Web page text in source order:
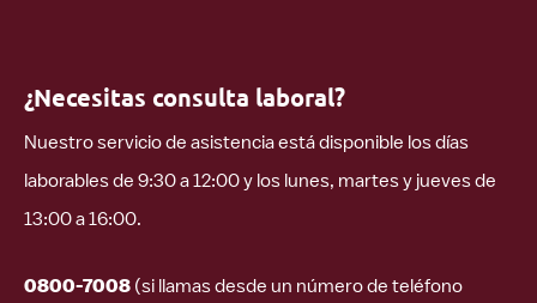
¿Necesitas consulta laboral?
Nuestro servicio de asistencia está disponible los días
laborables de 9:30 a 12:00 y los lunes, martes y jueves de
13:00 a 16:00.
0800-7008 (si llamas desde un número de teléfono